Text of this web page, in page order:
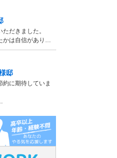
だきました。
かは自信があり…
邸
約に期待していま